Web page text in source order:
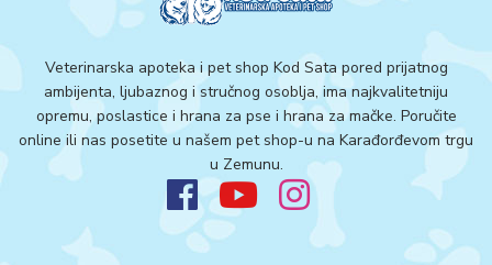
Veterinarska apoteka i pet shop Kod Sata pored prijatnog
ambijenta, ljubaznog i stručnog osoblja, ima najkvalitetniju
opremu, poslastice i hrana za pse i hrana za mačke. Poručite
online ili nas posetite u našem pet shop-u na Karađorđevom trgu
u Zemunu.